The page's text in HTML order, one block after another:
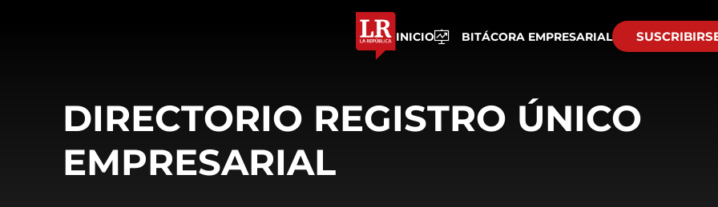
INICIO BITÁCORA EMPRESARIAL
DIRECTORIO REGISTRO ÚNICO
EMPRESARIAL